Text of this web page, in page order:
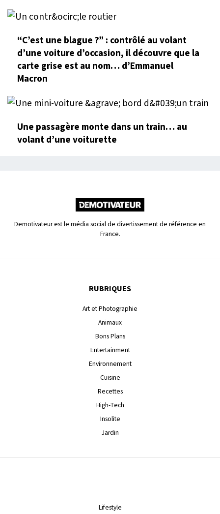
“C’est une blague ?” : contrôlé au volant
d’une voiture d’occasion, il découvre que la
carte grise est au nom… d’Emmanuel
Macron
Une passagère monte dans un train… au
volant d’une voiturette
Demotivateur est le média social de divertissement de référence en
France.
RUBRIQUES
Art et Photographie
Animaux
Bons Plans
Entertainment
Environnement
Cuisine
Recettes
High-Tech
Insolite
Jardin
Lifestyle